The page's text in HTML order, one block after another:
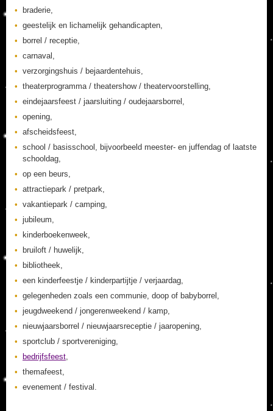
braderie,
geestelijk en lichamelijk gehandicapten,
borrel / receptie,
carnaval,
verzorgingshuis / bejaardentehuis,
theaterprogramma / theatershow / theatervoorstelling,
eindejaarsfeest / jaarsluiting / oudejaarsborrel,
opening,
afscheidsfeest,
school / basisschool, bijvoorbeeld meester- en juffendag of laatste
schooldag,
op een beurs,
attractiepark / pretpark,
vakantiepark / camping,
jubileum,
kinderboekenweek,
bruiloft / huwelijk,
bibliotheek,
een kinderfeestje / kinderpartijtje / verjaardag,
gelegenheden zoals een communie, doop of babyborrel,
jeugdweekend / jongerenweekend / kamp,
nieuwjaarsborrel / nieuwjaarsreceptie / jaaropening,
sportclub / sportvereniging,
bedrijfsfeest,
themafeest,
evenement / festival.